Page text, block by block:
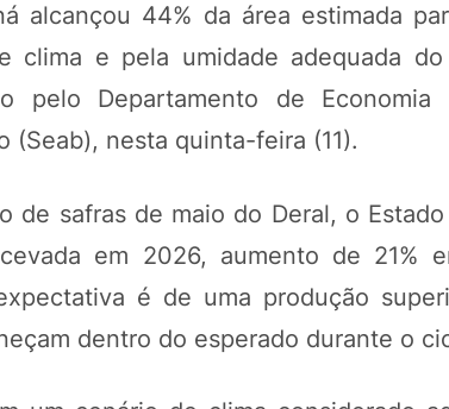
alcançou 44% da área estimada
clima e pela umidade adequada
pelo Departamento de
nesta quinta-feira (11).
de safras de maio do Deral, o
em 2026, aumento de 21%
é de uma produção
dentro do esperado durante o